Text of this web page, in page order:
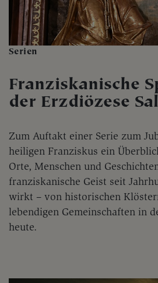
Serien
Franziskanische
der Erzdiözese
Zum Auftakt einer Serie zum
heiligen Franziskus ein
Orte, Menschen und
franziskanische Geist seit
wirkt – von historischen
lebendigen Gemeinschaften in
heute.